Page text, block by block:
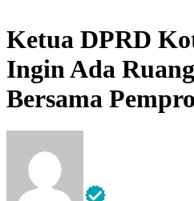
Ketua DPRD
Ingin Ada
Bersama